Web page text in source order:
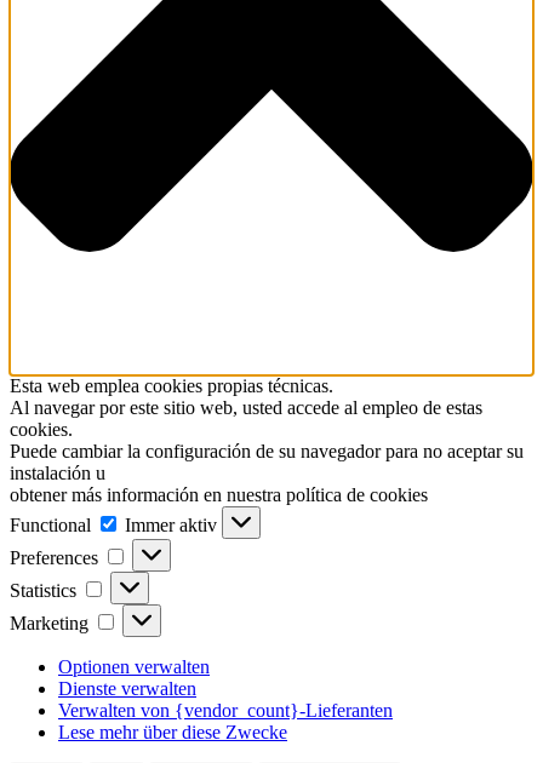
Esta web emplea cookies propias técnicas.
Al navegar por este sitio web, usted accede al empleo de estas
cookies.
Puede cambiar la configuración de su navegador para no aceptar su
instalación u
obtener más información en nuestra política de cookies
Functional
Functional
Immer aktiv
Preferences
Preferences
Statistics Statistics
Marketing Marketing
Optionen verwalten
Dienste verwalten
Verwalten von {vendor_count}-Lieferanten
Lese mehr über diese Zwecke